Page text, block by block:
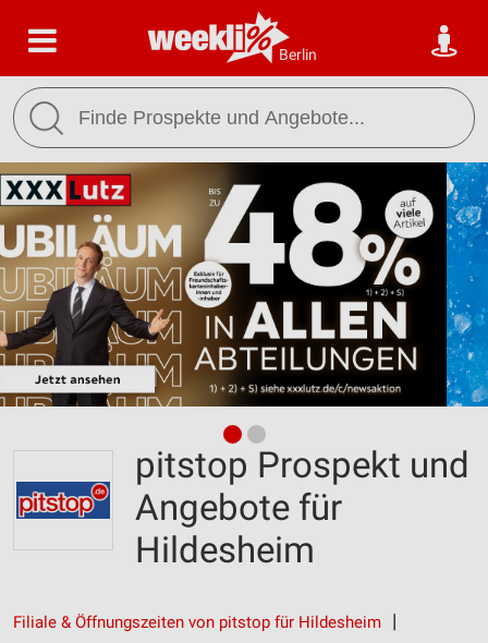
Berlin
pitstop Prospekt und
Angebote für
Hildesheim
Filiale & Öffnungszeiten von pitstop für Hildesheim